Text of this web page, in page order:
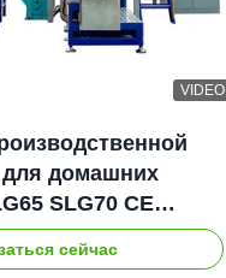
VIDEO
домашних
SLG70 CE
винта
сухой двойной
сейчас